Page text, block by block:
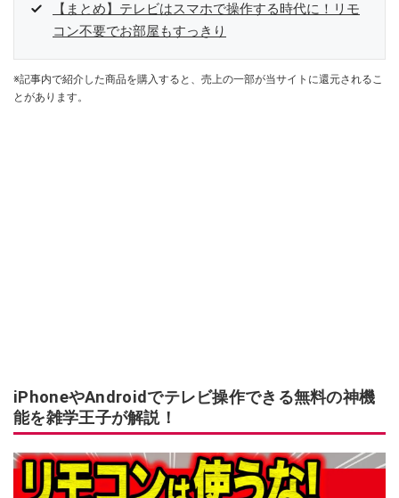
【まとめ】テレビはスマホで操作する時代に！リモ
コン不要でお部屋もすっきり
※記事内で紹介した商品を購入すると、売上の一部が当サイトに還元されるこ
とがあります。
iPhoneやAndroidでテレビ操作できる無料の神機
能を雑学王子が解説！